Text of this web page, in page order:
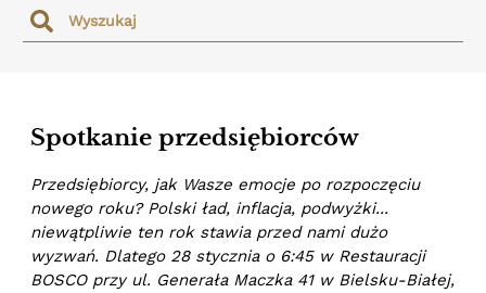
Spotkanie przedsiębiorców
Przedsiębiorcy, jak Wasze emocje po rozpoczęciu
nowego roku? Polski ład, inflacja, podwyżki...
niewątpliwie ten rok stawia przed nami dużo
wyzwań. Dlatego 28 stycznia o 6:45 w Restauracji
BOSCO przy ul. Generała Maczka 41 w Bielsku-Białej,